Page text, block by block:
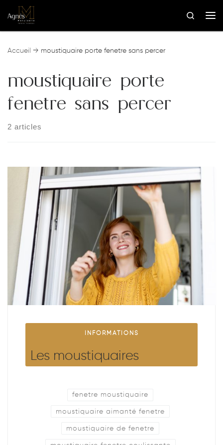
Skip to content
Search
Accueil → moustiquaire porte fenetre sans percer
moustiquaire porte
fenetre sans percer
2 articles
INFORMATIONS
Les moustiquaires
fenetre moustiquaire
moustiquaire aimanté fenetre
moustiquaire de fenetre